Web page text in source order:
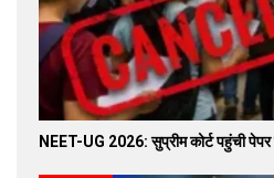
NEET-UG 2026: सुप्रीम कोर्ट पहुंची